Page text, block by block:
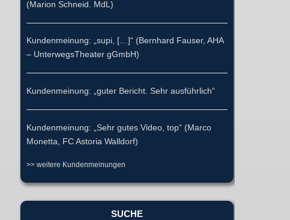
(Marion Schneid. MdL)
Kundenmeinung: „supi, […]“ (Bernhard Fauser, AHA
– UnterwegsTheater gGmbH)
Kundenmeinung: „guter Bericht. Sehr ausführlich“
Kundenmeinung: „Sehr gutes Video, top“ (Marco
Monetta, FC Astoria Walldorf)
>> weitere Kundenmeinungen
SUCHE